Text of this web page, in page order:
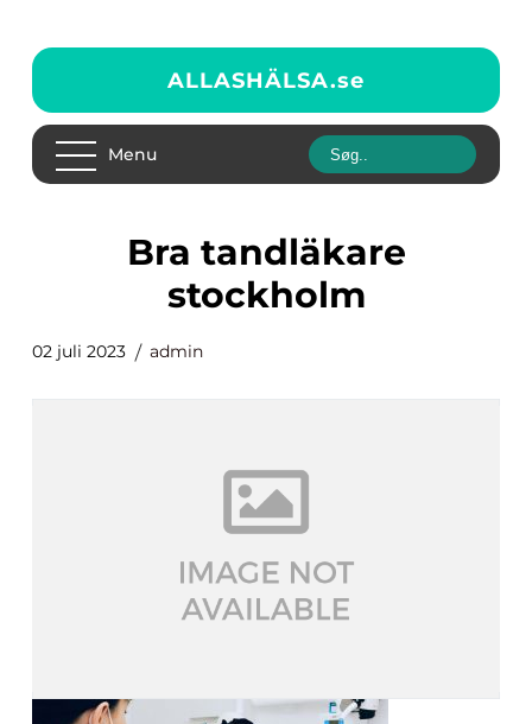
ALLASHÄLSA.se
Menu
bra tandläkare
stockholm
02 juli 2023 admin